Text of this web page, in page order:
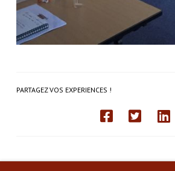
PARTAGEZ VOS EXPERIENCES !